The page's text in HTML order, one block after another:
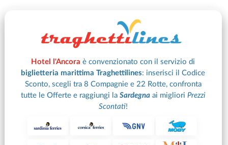
Hotel l'Ancora è convenzionato con il servizio di
biglietteria marittima Traghettilines: inserisci il Codice
Sconto, scegli tra 8 Compagnie e 22 Rotte, confronta
tutte le Offerte e raggiungi laSardegna ai miglioriPrezzi
Scontati!